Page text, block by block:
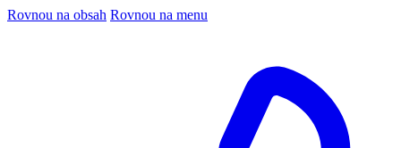
Rovnou na obsah Rovnou na menu